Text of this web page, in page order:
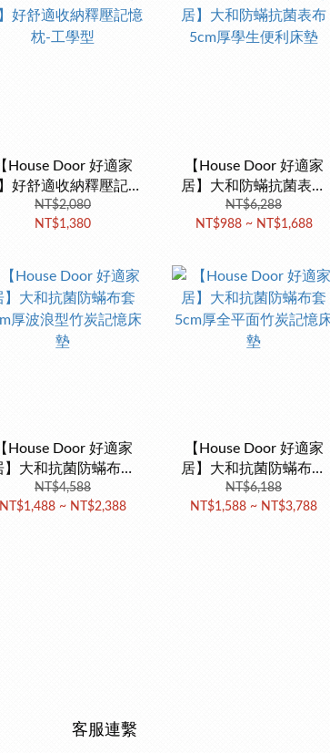
【House Door 好適家
好舒適收納釋壓記憶
枕-工學型
NT$2,080
NT$1,380
【House Door 好適家
居】大和防蟎抗菌表布
5cm厚學生便利床墊
NT$6,288
NT$988 ~ NT$1,688
【House Door 好適家
】大和抗菌防蟎布套
厚波浪型竹炭記憶床
墊
NT$4,588
NT$1,488 ~ NT$2,388
【House Door 好適家
居】大和抗菌防蟎布套
5cm厚全平面竹炭記憶床
墊
NT$6,188
NT$1,588 ~ NT$3,788
客服連繫